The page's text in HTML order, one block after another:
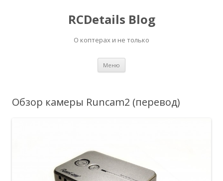
RCDetails Blog
О коптерах и не только
Меню
Обзор камеры Runcam2 (перевод)